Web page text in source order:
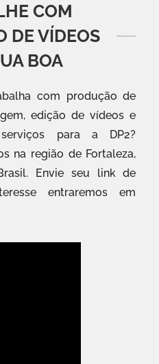
COM
DE VÍDEOS
BOA
com produção de
edição de vídeos e
para a DP2?
na região de Fortaleza,
Envie seu link de
entraremos em